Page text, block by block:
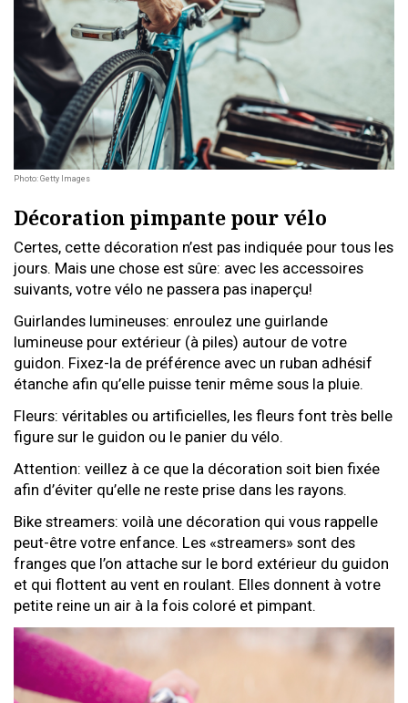
Photo: Getty Images
Décoration pimpante pour vélo
Certes, cette décoration n’est pas indiquée pour tous les
jours. Mais une chose est sûre: avec les accessoires
suivants, votre vélo ne passera pas inaperçu!
Guirlandes lumineuses: enroulez une guirlande
lumineuse pour extérieur (à piles) autour de votre
guidon. Fixez-la de préférence avec un ruban adhésif
étanche afin qu’elle puisse tenir même sous la pluie.
Fleurs: véritables ou artificielles, les fleurs font très belle
figure sur le guidon ou le panier du vélo.
Attention: veillez à ce que la décoration soit bien fixée
afin d’éviter qu’elle ne reste prise dans les rayons.
Bike streamers: voilà une décoration qui vous rappelle
peut-être votre enfance. Les «streamers» sont des
franges que l’on attache sur le bord extérieur du guidon
et qui flottent au vent en roulant. Elles donnent à votre
petite reine un air à la fois coloré et pimpant.